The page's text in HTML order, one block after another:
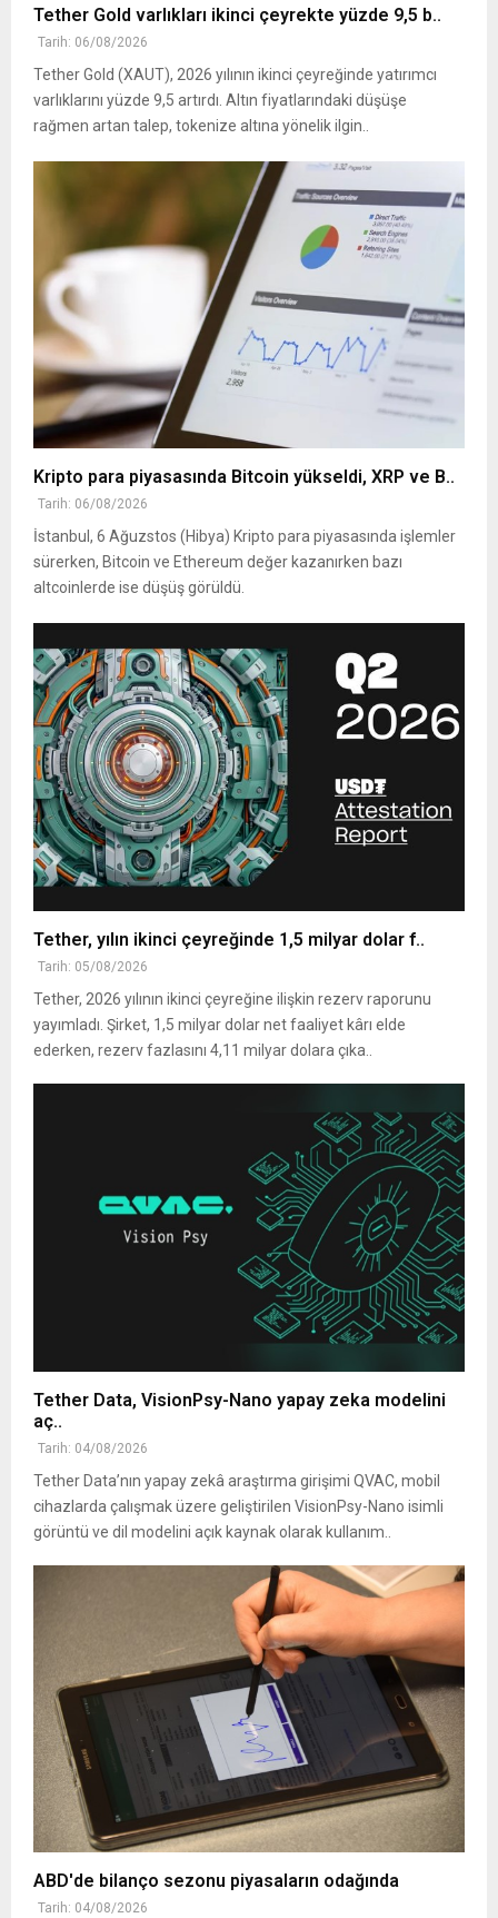
Tether Gold varlıkları ikinci çeyrekte yüzde 9,5 b..
Tarih: 06/08/2026
Tether Gold (XAUT), 2026 yılının ikinci çeyreğinde yatırımcı
varlıklarını yüzde 9,5 artırdı. Altın fiyatlarındaki düşüşe
rağmen artan talep, tokenize altına yönelik ilgin..
Kripto para piyasasında Bitcoin yükseldi, XRP ve B..
Tarih: 06/08/2026
İstanbul, 6 Ağuzstos (Hibya) Kripto para piyasasında işlemler
sürerken, Bitcoin ve Ethereum değer kazanırken bazı
altcoinlerde ise düşüş görüldü.
Tether, yılın ikinci çeyreğinde 1,5 milyar dolar f..
Tarih: 05/08/2026
Tether, 2026 yılının ikinci çeyreğine ilişkin rezerv raporunu
yayımladı. Şirket, 1,5 milyar dolar net faaliyet kârı elde
ederken, rezerv fazlasını 4,11 milyar dolara çıka..
Tether Data, VisionPsy-Nano yapay zeka modelini
aç..
Tarih: 04/08/2026
Tether Data’nın yapay zekâ araştırma girişimi QVAC, mobil
cihazlarda çalışmak üzere geliştirilen VisionPsy-Nano isimli
görüntü ve dil modelini açık kaynak olarak kullanım..
ABD'de bilanço sezonu piyasaların odağında
Tarih: 04/08/2026